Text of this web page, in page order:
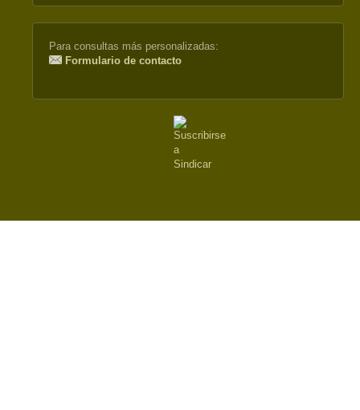
Para consultas más personalizadas:
Formulario de contacto